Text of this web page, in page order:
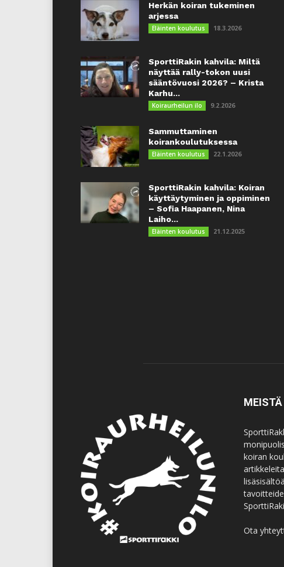
Herkän koiran tukeminen
arjessa
Eläinten koulutus 18.3.2026
SporttiRakin kahvila: Miltä
näyttää rally-tokon uusi
sääntövuosi 2026? – Krista
Karhu...
Koiraurheilun ilo 9.2.2026
Sammuttaminen
koirankoulutuksessa
Eläinten koulutus 22.1.2026
SporttiRakin kahvila: Koiran
käyttäytyminen ja oppiminen
– Sofia Haapanen, Nina
Laiho...
Eläinten koulutus 21.12.2025
MEISTÄ
koiran
Ota